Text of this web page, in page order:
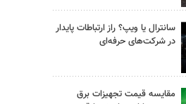
سانترال یا ویپ؟ راز ارتباطات پایدار
در شرکت‌های حرفه‌ای
مقایسه قیمت تجهیزات برق